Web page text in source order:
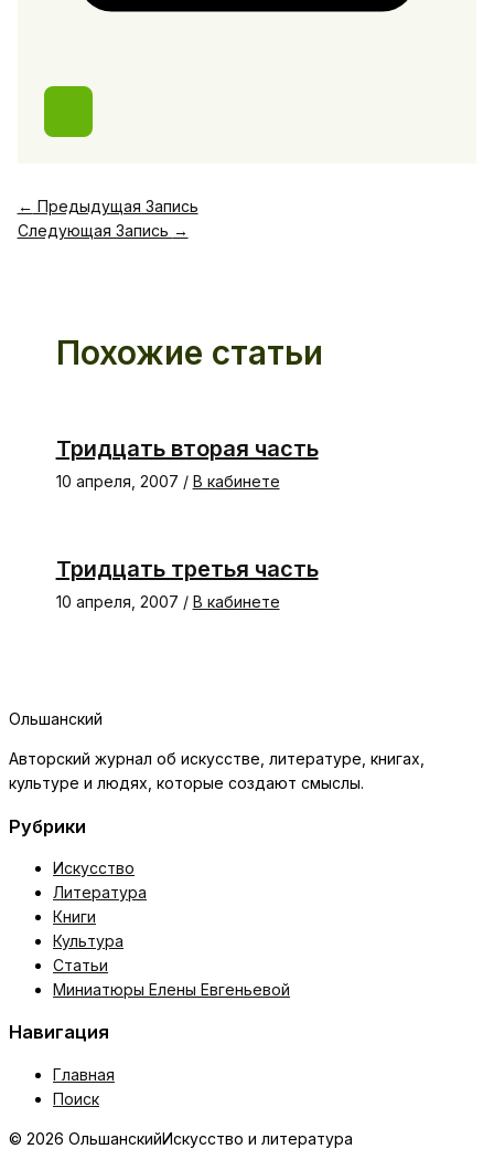
← Предыдущая Запись
Следующая Запись →
Похожие статьи
Тридцать вторая часть
10 апреля, 2007 / В кабинете
Тридцать третья часть
10 апреля, 2007 / В кабинете
Ольшанский
Авторский журнал об искусстве, литературе, книгах,
культуре и людях, которые создают смыслы.
Рубрики
Искусство
Литература
Книги
Культура
Статьи
Миниатюры Елены Евгеньевой
Навигация
Главная
Поиск
© 2026 ОльшанскийИскусство и литература